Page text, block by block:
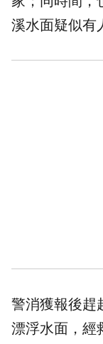
溪水面疑似有
警消獲報後趕
漂浮水面，經